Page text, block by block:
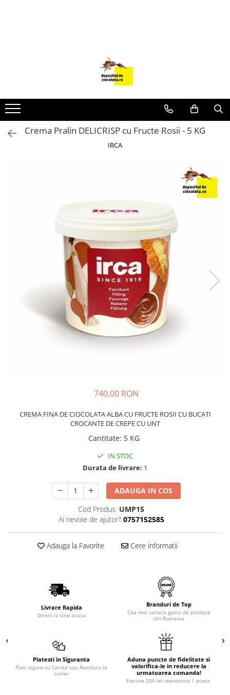
GLAZURI, UMPLUTURI, CREME
USTENSILE SI FORME SILICON
PASTA DE ZAHAR
Crema Pralin DELICRISP cu Fructe Rosii - 5 KG
IRCA
740,00 RON
CREMA FINA DE CIOCOLATA ALBA CU FRUCTE ROSII CU BUCATI
CROCANTE DE CREPE CU UNT
Cantitate: 5 KG
IN STOC
Durata de livrare: 1
ADAUGA IN COS
Cod Produs: UMP15
Ai nevoie de ajutor? 0757152585
Adauga la Favorite Cere informatii
Livrare Rapida
Direct la tine acasa
Branduri de Top
Cea mai variata gama de produse
din Romania
Platesti in Siguranta
Plati sigure cu Cardul sau Ramburs la
curier
Aduna puncte de fidelitate si
valorifica-le in reducere la
urmatoarea comanda!
Fiecare 200 lei reprezinta 1 punct.